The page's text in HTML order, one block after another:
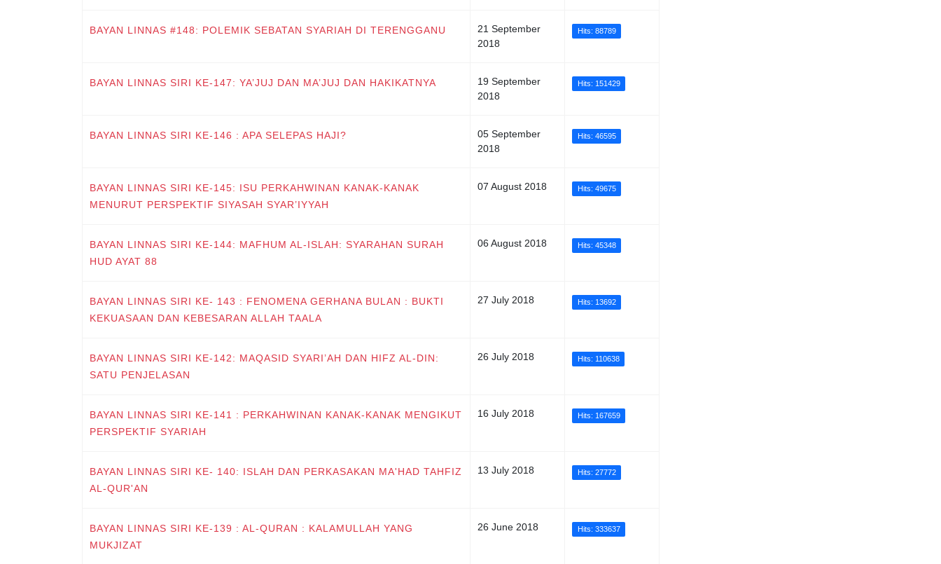
BAYAN LINNAS #148: POLEMIK SEBATAN SYARIAH DI TERENGGANU
21 September
2018
Hits: 88789
BAYAN LINNAS SIRI KE-147: YA’JUJ DAN MA’JUJ DAN HAKIKATNYA
19 September
2018
Hits: 151429
BAYAN LINNAS SIRI KE-146 : APA SELEPAS HAJI?
05 September
2018
Hits: 46595
BAYAN LINNAS SIRI KE-145: ISU PERKAHWINAN KANAK-KANAK
MENURUT PERSPEKTIF SIYASAH SYAR’IYYAH
07 August 2018 Hits: 49675
BAYAN LINNAS SIRI KE-144: MAFHUM AL-ISLAH: SYARAHAN SURAH
HUD AYAT 88
06 August 2018 Hits: 45348
BAYAN LINNAS SIRI KE- 143 : FENOMENA GERHANA BULAN : BUKTI
KEKUASAAN DAN KEBESARAN ALLAH TAALA
27 July 2018 Hits: 13692
BAYAN LINNAS SIRI KE-142: MAQASID SYARI’AH DAN HIFZ AL-DIN:
SATU PENJELASAN
26 July 2018 Hits: 110638
BAYAN LINNAS SIRI KE-141 : PERKAHWINAN KANAK-KANAK MENGIKUT
PERSPEKTIF SYARIAH
16 July 2018 Hits: 167659
BAYAN LINNAS SIRI KE- 140: ISLAH DAN PERKASAKAN MA'HAD TAHFIZ
AL-QUR'AN
13 July 2018 Hits: 27772
BAYAN LINNAS SIRI KE-139 : AL-QURAN : KALAMULLAH YANG
MUKJIZAT
26 June 2018 Hits: 333637